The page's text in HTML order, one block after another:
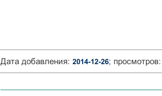
Дата добавления: 2014-12-26; просмотров: